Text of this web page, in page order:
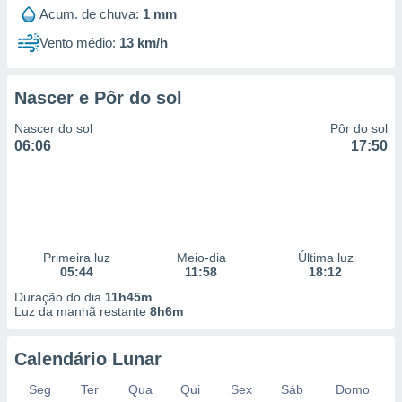
utilizar
criar
ou
de dados
e melhorar
dados
Acum. de chuva: 1 mm
Vento médio: 13 km/h
Nascer e Pôr do sol
Nascer do sol
06:06
Pôr do sol
17:50
Primeira luz
05:44
Meio-dia
11:58
Última luz
18:12
Duração do dia 11h45m
Luz da manhã restante 8h6m
Calendário Lunar
Seg Ter Qua Qui Sex Sáb
Domo